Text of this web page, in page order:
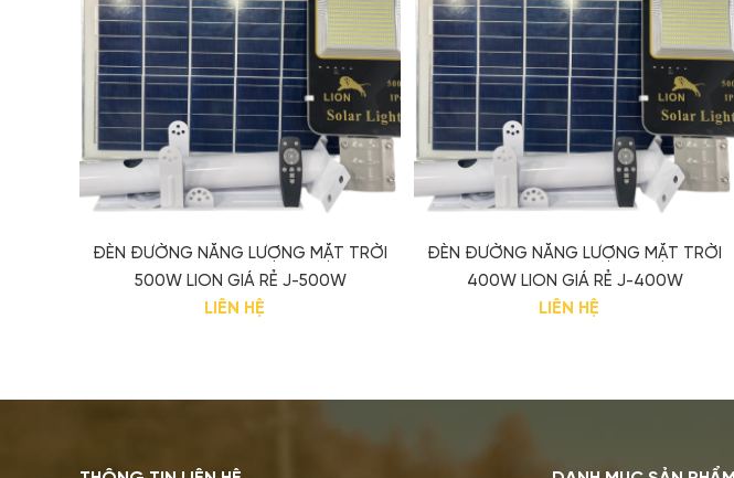
ĐÈN ĐƯỜNG NĂNG LƯỢNG MẶT TRỜI
500W LION GIÁ RẺ J-500W
LIÊN HỆ
ĐÈN ĐƯỜNG NĂNG LƯỢNG MẶT TRỜI
400W LION GIÁ RẺ J-400W
LIÊN HỆ